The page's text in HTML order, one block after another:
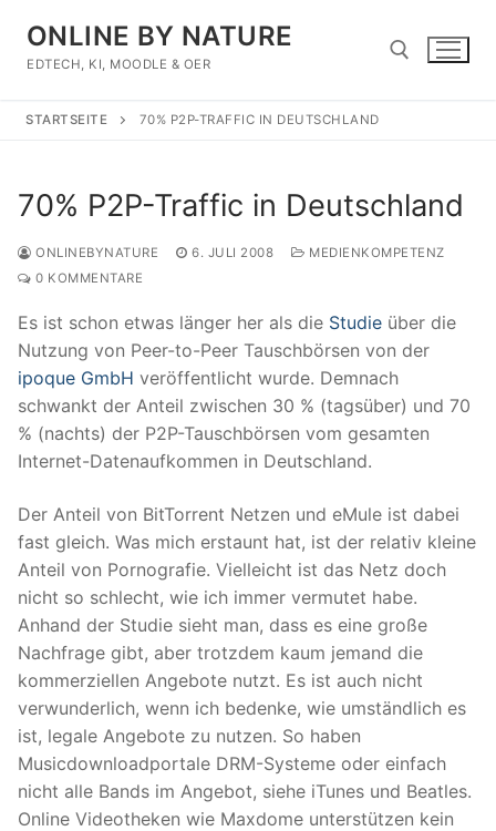
Inhalt
springen
ONLINE BY NATURE
EDTECH, KI, MOODLE & OER
STARTSEITE 70% P2P-TRAFFIC IN DEUTSCHLAND
70% P2P-Traffic in Deutschland
ONLINEBYNATURE 6. JULI 2008
MEDIENKOMPETENZ
0 KOMMENTARE
Es ist schon etwas länger her als die Studie über die
Nutzung von Peer-to-Peer Tauschbörsen von der
ipoque GmbH veröffentlicht wurde. Demnach
schwankt der Anteil zwischen 30 % (tagsüber) und 70
% (nachts) der P2P-Tauschbörsen vom gesamten
Internet-Datenaufkommen in Deutschland.
Der Anteil von BitTorrent Netzen und eMule ist dabei
fast gleich. Was mich erstaunt hat, ist der relativ kleine
Anteil von Pornografie. Vielleicht ist das Netz doch
nicht so schlecht, wie ich immer vermutet habe.
Anhand der Studie sieht man, dass es eine große
Nachfrage gibt, aber trotzdem kaum jemand die
kommerziellen Angebote nutzt. Es ist auch nicht
verwunderlich, wenn ich bedenke, wie umständlich es
ist, legale Angebote zu nutzen. So haben
Musicdownloadportale DRM-Systeme oder einfach
nicht alle Bands im Angebot, siehe iTunes und Beatles.
Online Videotheken wie Maxdome unterstützen kein